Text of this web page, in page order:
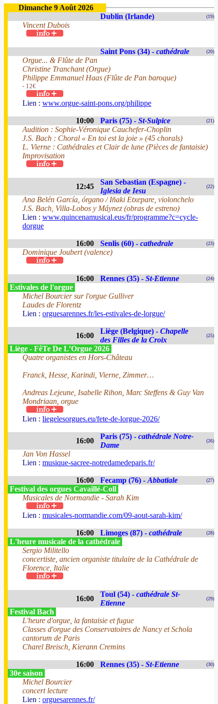
Dimanche 9 Août 2026
Dublin (Irlande)
(19)
Vincent Dubois
Saint Pons (34) - cathédrale (20)
Orgue... & Flûte de Pan
Christine Tranchant (Orgue)
Philippe Emmanuel Haas (Flûte de Pan baroque)
- 12€
Lien : www.orgue-saint-pons.org/philippe
10:00 Paris (75) - St-Sulpice (21)
Audition : Sophie-Véronique Cauchefer-Choplin
J.S. Bach : Choral « En toi est la joie » (45 chorals)
L. Vierne : Cathédrales et Clair de lune (Pièces de fantaisie)
Improvisation
12:45
San Sebastian (Espagne) -
Iglesia de Iesu
(22)
Ana Belén García, órgano / Iñaki Etxepare, violonchelo
J.S. Bach, Villa-Lobos y Máynez (obras de estreno)
Lien : www.quincenamusical.eus/fr/programme?c=cycle-
dorgue
16:00 Senlis (60) - cathedrale (23)
Dominique Joubert (valence)
16:00 Rennes (35) - St-Etienne (24)
Estivales de l'orgue
Michel Bourcier sur l'orgue Gulliver
Laudes de Florentz
Lien : orguesarennes.fr/les-estivales-de-lorgue/
16:00
Liège (Belgique) - Chapelle
des Filles de la Croix
(25)
Liège - FêTe De L’Orgue 2026
Quatre organistes en Hors-Château
Franck, Hesse, Karindi, Vierne, Zimmer…
Andreas Lejeune, Isabelle Rihon, Marc Steffens & Guy Van
Mondriaan, orgue
Lien : liegelesorgues.eu/fete-de-lorgue-2026/
16:00
Paris (75) - cathédrale Notre-
Dame
(26)
Jan Von Hassel
Lien : musique-sacree-notredamedeparis.fr/
16:00 Fecamp (76) - Abbatiale (27)
Festival des orgues Cavaillé-Coll
Musicales de Normandie - Sarah Kim
Lien : musicales-normandie.com/09-aout-sarah-kim/
16:00 Limoges (87) - cathédrale (28)
L'heure musicale de la cathédrale
Sergio Militello
concertiste, ancien organiste titulaire de la Cathédrale de
Florence, Italie
16:00
Toul (54) - cathédrale St-
Etienne
(29)
Festival Bach
L'heure d'orgue, la fantaisie et fugue
Classes d'orgue des Conservatoires de Nancy et Schola
cantorum de Paris
Charel Breisch, Kierann Cremins
16:00 Rennes (35) - St-Etienne (30)
30e saison
Michel Bourcier
concert lecture
Lien : orguesarennes.fr/